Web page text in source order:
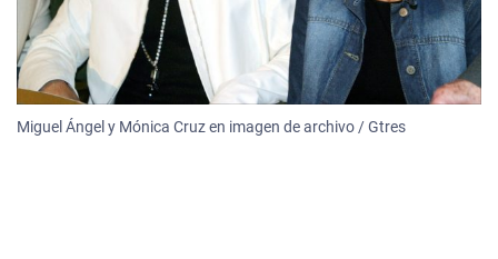
Miguel Ángel y Mónica Cruz en imagen de archivo / Gtres